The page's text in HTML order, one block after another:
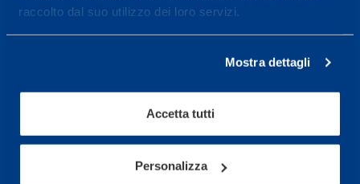
raccolto dal suo utilizzo dei loro servizi.
Mostra dettagli
Accetta tutti
Personalizza
Servizi Medici
Test di valutazione